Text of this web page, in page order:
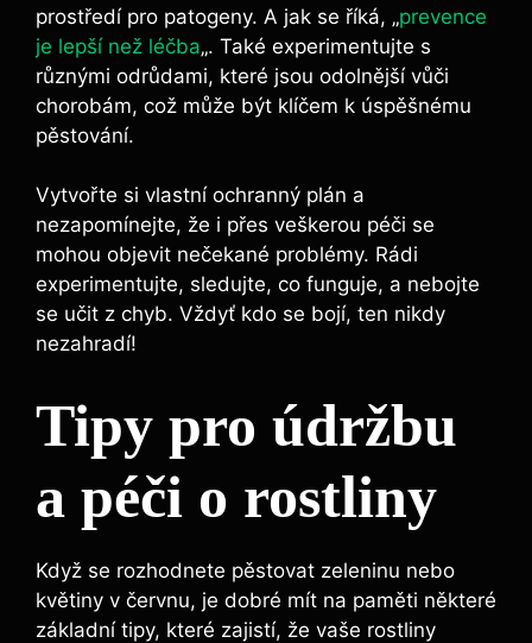
prostředí pro patogeny. A jak se říká, „prevence
je lepší než léčba„. Také experimentujte s
různými odrůdami, které jsou odolnější vůči
chorobám, což může být klíčem k úspěšnému
pěstování.
Vytvořte si vlastní ochranný plán a
nezapomínejte, že i přes veškerou péči se
mohou objevit nečekané problémy. Rádi
experimentujte, sledujte, co funguje, a nebojte
se učit z chyb. Vždyť kdo se bojí, ten nikdy
nezahradí!
Tipy pro údržbu
a péči o rostliny
Když se rozhodnete pěstovat zeleninu nebo
květiny v červnu, je dobré mít na paměti některé
základní tipy, které zajistí, že vaše rostliny